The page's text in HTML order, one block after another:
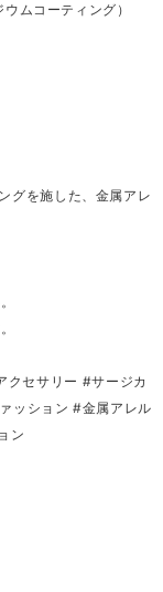
ムコーティング）
グを施した、金属アレ
セサリー #サージカ
ッション #金属アレル
ン